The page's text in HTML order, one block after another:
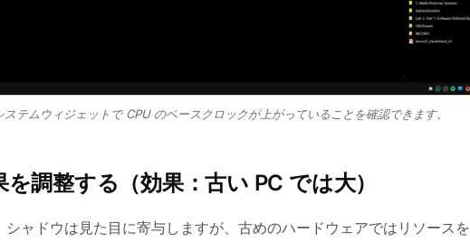
テムウィジェットで CPU のベースクロックが上がっていることを確認できます。
調整する（効果：古い PC では大）
ャドウは見た目に寄与しますが、古めのハードウェアではリソースを